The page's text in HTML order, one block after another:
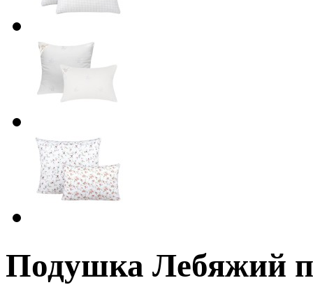
Подушка Лебяжий